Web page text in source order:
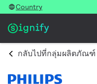
Country
กลับไปที่กลุ่มผลิตภัณฑ์